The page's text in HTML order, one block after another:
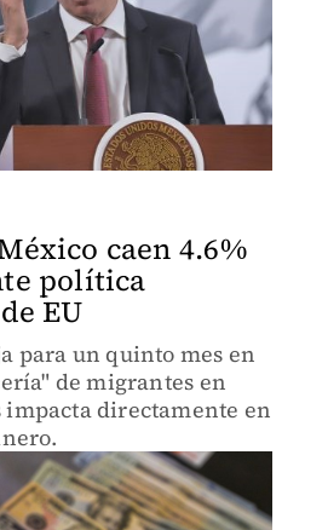
caen 4.6%
política
EU
para un quinto mes en
de migrantes en
impacta directamente en